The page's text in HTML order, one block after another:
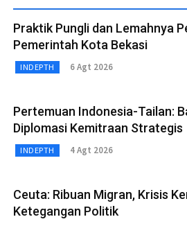
Praktik Pungli dan Lemahnya
Pemerintah Kota Bekasi
INDEPTH 6 Agt 2026
Pertemuan Indonesia-Tailan:
Diplomasi Kemitraan Strategis
INDEPTH 4 Agt 2026
Ceuta: Ribuan Migran, Krisis
Ketegangan Politik